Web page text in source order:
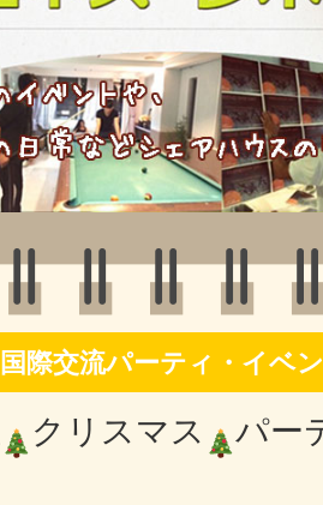
国際交流パーティ・イベ
クリスマス
パー